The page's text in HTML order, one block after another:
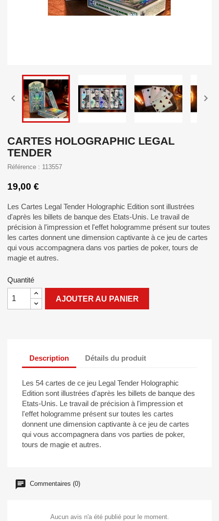
 
CARTES HOLOGRAPHIC LEGAL
TENDER
Référence : 113557
19,00 €
Les Cartes Legal Tender Holographic Edition sont illustrées
d'après les billets de banque des Etats-Unis. Le travail de
précision à l'impression et l'effet hologramme présent sur toutes
les cartes donnent une dimension captivante à ce jeu de cartes
qui vous accompagnera dans vos parties de poker, tours de
magie et autres.
Quantité
AJOUTER AU PANIER
Description Détails du produit
Les 54 cartes de ce jeu Legal Tender Holographic
Edition sont illustrées d'après les billets de banque des
Etats-Unis. Le travail de précision à l'impression et
l'effet hologramme présent sur toutes les cartes
donnent une dimension captivante à ce jeu de cartes
qui vous accompagnera dans vos parties de poker,
tours de magie et autres.
Commentaires (0)
Aucun avis n'a été publié pour le moment.